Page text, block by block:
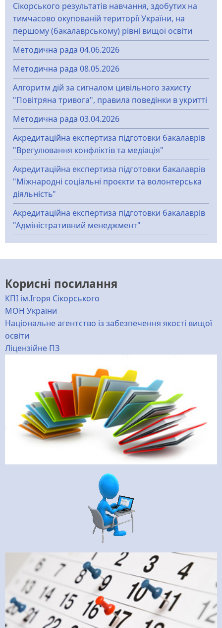
Сікорського результатів навчання, здобутих на
тимчасово окупованій території України, на
першому (бакалаврському) рівні вищої освіти
Методична рада 04.06.2026
Методична рада 08.05.2026
Алгоритм дій за сигналом цивільного захисту
"Повітряна тривога", правила поведінки в укритті
Методична рада 03.04.2026
Акредитаційна експертиза підготовки бакалаврів
"Врегулювання конфліктів та медіація"
Акредитаційна експертиза підготовки бакалаврів
"Міжнародні соціальні проєкти та волонтерська
діяльність"
Акредитаційна експертиза підготовки бакалаврів
"Адміністративний менеджмент"
Корисні посилання
КПІ ім.Ігоря Сікорського
МОН України
Національне агентство із забезпечення якості вищої
освіти
Ліцензійне ПЗ